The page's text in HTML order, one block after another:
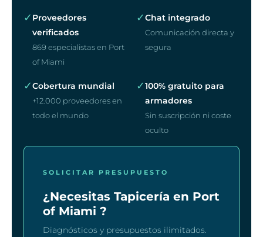
✓ Proveedores
verificados
869 especialistas en Port
of Miami
✓Chat integrado
Comunicación directa y
segura
✓Cobertura mundial
+12.000 proveedores en
todo el mundo
✓100% gratuito para
armadores
Sin suscripción ni coste
oculto
SOLICITAR PRESUPUESTO
¿Necesitas Tapicería en Port
of Miami ?
Diagnósticos y presupuestos ilimitados.